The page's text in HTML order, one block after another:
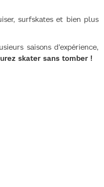
surfskates et bien plus
saisons d'expérience,
skater sans tomber !